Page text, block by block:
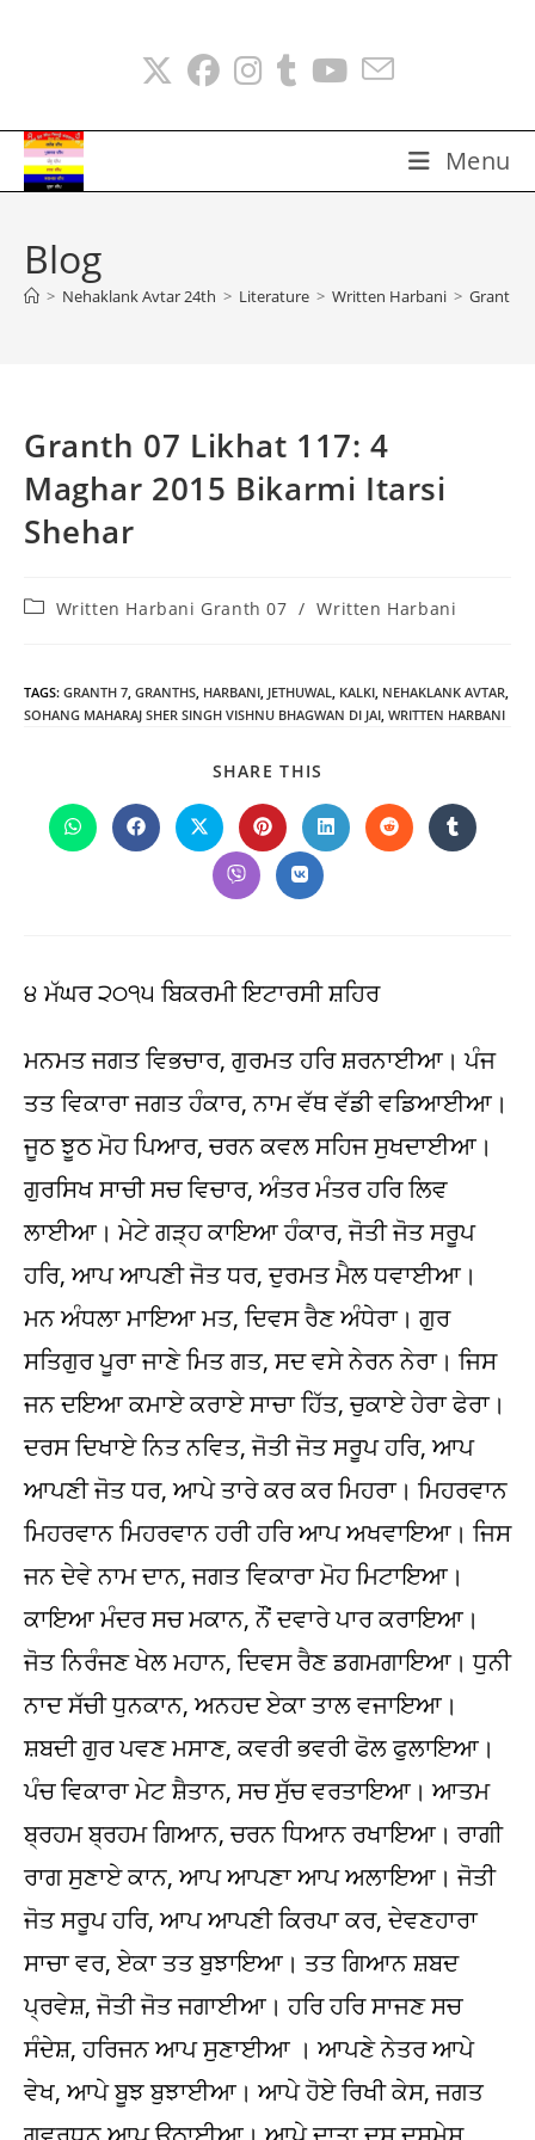
Menu
Blog
> Nehaklank Avtar 24th > Literature > Written Harbani > Granth
Granth 07 Likhat 117: 4
Maghar 2015 Bikarmi Itarsi
Shehar
PostWritten Harbani Granth 07 / Written Harbani
TAGS: GRANTH 7, GRANTHS, HARBANI, JETHUWAL, KALKI, NEHAKLANK AVTAR,
SOHANG MAHARAJ SHER SINGH VISHNU BHAGWAN DI JAI, WRITTEN HARBANI
SHARE THIS
CONTENT
Opens
in
Opens
in
Opens
in
new
window
Opens
in
new
window
Opens
in
Opens
in
Opens
in
Opens
in
Opens
in
੪ ਮੱਘਰ ੨੦੧੫ ਬਿਕਰਮੀ ਇਟਾਰਸੀ ਸ਼ਹਿਰ
ਮਨਮਤ ਜਗਤ ਵਿਭਚਾਰ, ਗੁਰਮਤ ਹਰਿ ਸ਼ਰਨਾਈਆ। ਪੰਜ
ਤਤ ਵਿਕਾਰਾ ਜਗਤ ਹੰਕਾਰ, ਨਾਮ ਵੱਥ ਵੱਡੀ ਵਡਿਆਈਆ।
ਜੂਠ ਝੂਠ ਮੋਹ ਪਿਆਰ, ਚਰਨ ਕਵਲ ਸਹਿਜ ਸੁਖਦਾਈਆ।
ਗੁਰਸਿਖ ਸਾਚੀ ਸਚ ਵਿਚਾਰ, ਅੰਤਰ ਮੰਤਰ ਹਰਿ ਲਿਵ
ਲਾਈਆ। ਮੇਟੇ ਗੜ੍ਹ ਕਾਇਆ ਹੰਕਾਰ, ਜੋਤੀ ਜੋਤ ਸਰੂਪ
ਹਰਿ, ਆਪ ਆਪਣੀ ਜੋਤ ਧਰ, ਦੁਰਮਤ ਮੈਲ ਧਵਾਈਆ।
ਮਨ ਅੰਧਲਾ ਮਾਇਆ ਮਤ, ਦਿਵਸ ਰੈਣ ਅੰਧੇਰਾ। ਗੁਰ
ਸਤਿਗੁਰ ਪੂਰਾ ਜਾਣੇ ਮਿਤ ਗਤ, ਸਦ ਵਸੇ ਨੇਰਨ ਨੇਰਾ। ਜਿਸ
ਜਨ ਦਇਆ ਕਮਾਏ ਕਰਾਏ ਸਾਚਾ ਹਿੱਤ, ਚੁਕਾਏ ਹੇਰਾ ਫੇਰਾ।
ਦਰਸ ਦਿਖਾਏ ਨਿਤ ਨਵਿਤ, ਜੋਤੀ ਜੋਤ ਸਰੂਪ ਹਰਿ, ਆਪ
ਆਪਣੀ ਜੋਤ ਧਰ, ਆਪੇ ਤਾਰੇ ਕਰ ਕਰ ਮਿਹਰਾ। ਮਿਹਰਵਾਨ
ਮਿਹਰਵਾਨ ਮਿਹਰਵਾਨ ਹਰੀ ਹਰਿ ਆਪ ਅਖਵਾਇਆ। ਜਿਸ
ਜਨ ਦੇਵੇ ਨਾਮ ਦਾਨ, ਜਗਤ ਵਿਕਾਰਾ ਮੋਹ ਮਿਟਾਇਆ।
ਕਾਇਆ ਮੰਦਰ ਸਚ ਮਕਾਨ, ਨੌਂ ਦਵਾਰੇ ਪਾਰ ਕਰਾਇਆ।
ਜੋਤ ਨਿਰੰਜਣ ਖੇਲ ਮਹਾਨ, ਦਿਵਸ ਰੈਣ ਡਗਮਗਾਇਆ। ਧੁਨੀ
ਨਾਦ ਸੱਚੀ ਧੁਨਕਾਨ, ਅਨਹਦ ਏਕਾ ਤਾਲ ਵਜਾਇਆ।
ਸ਼ਬਦੀ ਗੁਰ ਪਵਣ ਮਸਾਣ, ਕਵਰੀ ਭਵਰੀ ਫੋਲ ਫੁਲਾਇਆ।
ਪੰਚ ਵਿਕਾਰਾ ਮੇਟ ਸ਼ੈਤਾਨ, ਸਚ ਸੁੱਚ ਵਰਤਾਇਆ। ਆਤਮ
ਬ੍ਰਹਮ ਬ੍ਰਹਮ ਗਿਆਨ, ਚਰਨ ਧਿਆਨ ਰਖਾਇਆ। ਰਾਗੀ
ਰਾਗ ਸੁਣਾਏ ਕਾਨ, ਆਪ ਆਪਣਾ ਆਪ ਅਲਾਇਆ। ਜੋਤੀ
ਜੋਤ ਸਰੂਪ ਹਰਿ, ਆਪ ਆਪਣੀ ਕਿਰਪਾ ਕਰ, ਦੇਵਣਹਾਰਾ
ਸਾਚਾ ਵਰ, ਏਕਾ ਤਤ ਬੁਝਾਇਆ। ਤਤ ਗਿਆਨ ਸ਼ਬਦ
ਪ੍ਰਵੇਸ਼, ਜੋਤੀ ਜੋਤ ਜਗਾਈਆ। ਹਰਿ ਹਰਿ ਸਾਜਣ ਸਚ
ਸੰਦੇਸ਼, ਹਰਿਜਨ ਆਪ ਸੁਣਾਈਆ । ਆਪਣੇ ਨੇਤਰ ਆਪੇ
ਵੇਖ, ਆਪੇ ਬੂਝ ਬੁਝਾਈਆ। ਆਪੇ ਹੋਏ ਰਿਖੀ ਕੇਸ, ਜਗਤ